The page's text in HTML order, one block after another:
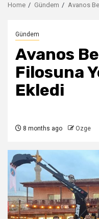
Home Gündem Avanos
Gündem
Avanos
Filosuna
Ekledi
8 months ago Ozge